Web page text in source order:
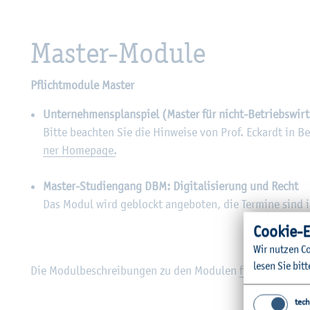
Mas­ter-Mo­du­le
Pflicht­mo­du­le Mas­ter
Un­ter­neh­mens­plan­spiel (Mas­ter für nicht-
Bitte be­ach­ten Sie die Hin­wei­se von Prof. Eckar­dt in
ner Home­page.
Mas­ter-Stu­di­en­gang DBM: Di­gi­ta­li­sie­rung und Recht
Das Modul wird ge­blockt an­ge­bo­ten, die Ter­mi­ne
Die Mo­dul­be­schrei­bun­gen zu den Mo­du­len fin­den Sie hier
Coo­kie-
Wir nut­zen
lesen Sie